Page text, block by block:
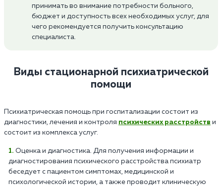
принимать во внимание потребности больного,
бюджет и доступность всех необходимых услуг, для
чего рекомендуется получить консультацию
специалиста.
Виды стационарной психиатрической
помощи
Психиатрическая помощь при госпитализации состоит из
диагностики, лечения и контроля психических расстройств и
состоит из комплекса услуг.
Оценка и диагностика. Для получения информации и
диагностирования психического расстройства психиатр
беседует с пациентом симптомах, медицинской и
психологической истории, а также проводит клиническую